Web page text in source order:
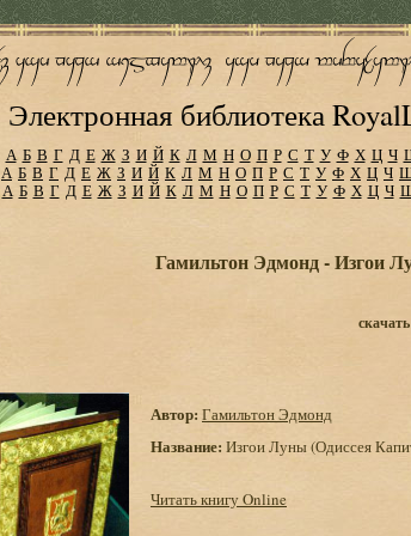
Электронная библиотека
А Б В Г Д Е Ж З И Й К Л М Н О П Р С Т У Ф Х Ц Ч
А Б В Г Д Е Ж З И Й К Л М Н О П Р С Т У Ф Х Ц Ч
А Б В Г Д Е Ж З И Й К Л М Н О П Р С Т У Ф Х Ц Ч
Гамильтон Эдмонд - Изгои
Автор: Гамильтон Эдмонд
Название: Изгои Луны (Одиссея
Читать книгу Online